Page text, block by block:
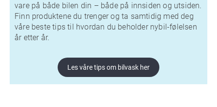
vare på både bilen din – både på innsiden og utsiden.
Finn produktene du trenger og ta samtidig med deg
våre beste tips til hvordan du beholder nybil-følelsen
år etter år.
Les våre tips om bilvask her